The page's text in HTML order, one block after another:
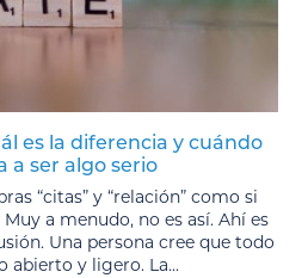
es la diferencia y cuándo
a ser algo serio
“citas” y “relación” como si
a menudo, no es así. Ahí es
Una persona cree que todo
abierto y ligero. La...